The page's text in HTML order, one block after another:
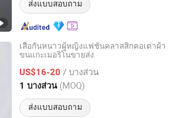
ส่งแบบสอบถาม
เสื้อกันหนาวผู้หญิงแฟชั่นคลาสสิกคอเต่าผ้า
ขนแกะเมอริโนขายส่ง
US$16-20 / บางส่วน
1 บางส่วน (MOQ)
ส่งแบบสอบถาม
Co., Ltd.
อัตราจาก 2012